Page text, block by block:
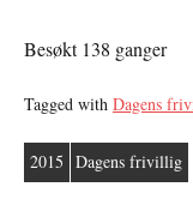
Besøkt 138 ganger
Tagged with Dagens
2015 Dagens frivillig